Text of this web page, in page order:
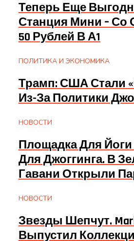
Теперь Еще
Станция Мини – Со
50 Рублей В А1
ПОЛИТИКА И ЭКОНОМИКА
Трамп: США Стали
Из-За Политики
НОВОСТИ
Площадка Для
Для Джоггинга. В
Гавани Открыли
НОВОСТИ
Звезды Шепчут.
Выпустил